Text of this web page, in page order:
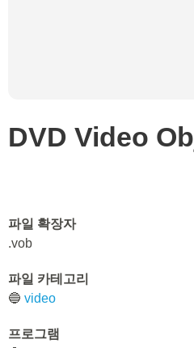
DVD Video
파일 확장자
.vob
파일 카테고리
🔵 video
프로그램